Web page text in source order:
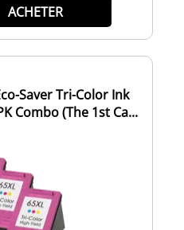
ACHETER
Saver Tri-Color Ink
Combo (The 1st Ca...